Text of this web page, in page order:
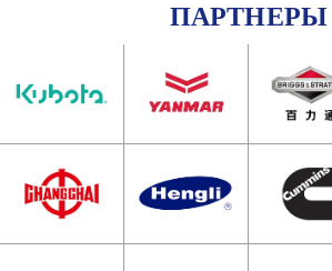
ПАРТНЕРЫ